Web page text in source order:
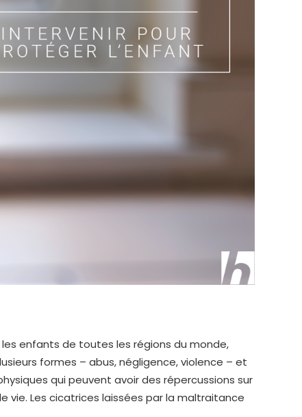
enfants de toutes les régions du monde,
formes – abus, négligence, violence – et
qui peuvent avoir des répercussions sur
Les cicatrices laissées par la maltraitance